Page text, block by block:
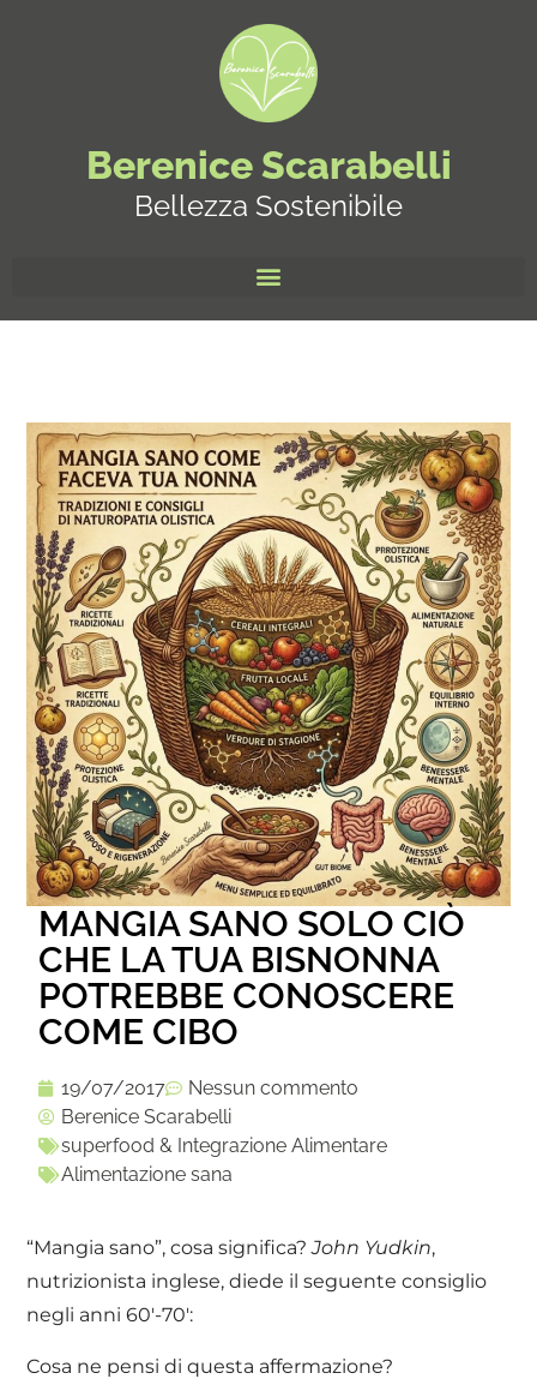
Berenice Scarabelli
Bellezza Sostenibile
MANGIA SANO SOLO CIÒ
CHE LA TUA BISNONNA
POTREBBE CONOSCERE
COME CIBO
19/07/2017
Nessun commento
Berenice Scarabelli
superfood & Integrazione Alimentare
Alimentazione sana
“Mangia sano”, cosa significa?John Yudkin,
nutrizionista inglese, diede il seguente consiglio
negli anni 60′-70′:
Cosa ne pensi di questa affermazione?